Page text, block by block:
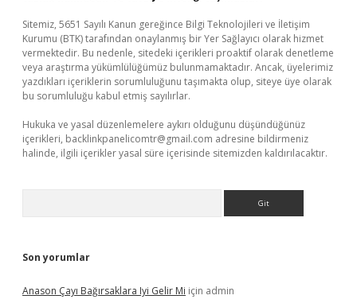
Sitemiz, 5651 Sayılı Kanun gereğince Bilgi Teknolojileri ve İletişim
Kurumu (BTK) tarafından onaylanmış bir Yer Sağlayıcı olarak hizmet
vermektedir. Bu nedenle, sitedeki içerikleri proaktif olarak denetleme
veya araştırma yükümlülüğümüz bulunmamaktadır. Ancak, üyelerimiz
yazdıkları içeriklerin sorumluluğunu taşımakta olup, siteye üye olarak
bu sorumluluğu kabul etmiş sayılırlar.
Hukuka ve yasal düzenlemelere aykırı olduğunu düşündüğünüz
içerikleri, backlinkpanelicomtr@gmail.com adresine bildirmeniz
halinde, ilgili içerikler yasal süre içerisinde sitemizden kaldırılacaktır.
Son yorumlar
Anason Çayı Bağırsaklara Iyi Gelir Mi için admin